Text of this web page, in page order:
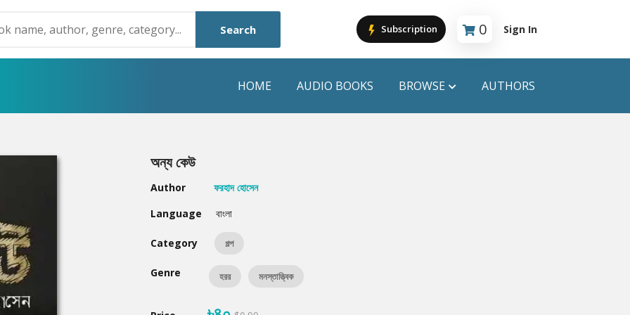
Search Subscription 0
Cart is empty
Sign In
HOME AUDIO BOOKS BROWSE
Humayun Ahmed
Mouri Morium
AUTHORS
অন্য কেউ
Author
ফরহাদ হোসেন
Language
বাংলা
Category গল্প
Genre হরর মনস্তাত্ত্বিক